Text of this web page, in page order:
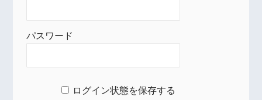
パスワード
ログイン状態を保存する